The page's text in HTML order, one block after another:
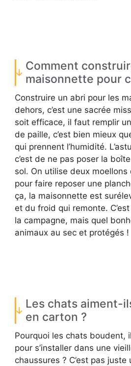
Comment
maisonnette pour
Construire un abri pour les
dehors, c’est une sacrée
soit efficace, il faut remplir
de paille, c’est bien mieux
qui prennent l’humidité.
c’est de ne pas poser la
sol. On utilise deux moellons
pour faire reposer une
ça, la maisonnette est
et du froid qui remonte.
la campagne, mais quel
animaux au sec et protégés !
Les chats aiment-
en carton ?
Pourquoi les chats boudent,
pour s’installer dans une
chaussures ? C’est pas juste